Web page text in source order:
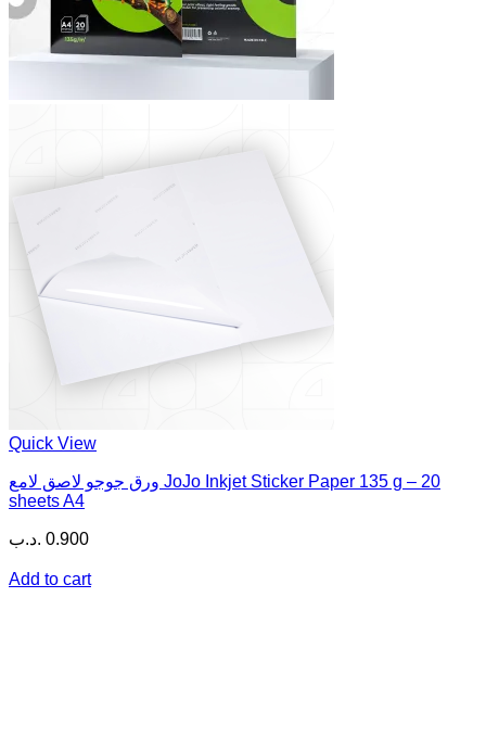
Quick View
ورق جوجو لاصق لامع JoJo Inkjet Sticker Paper 135 g – 20
sheets A4
0.900 .د.ب
Add to cart